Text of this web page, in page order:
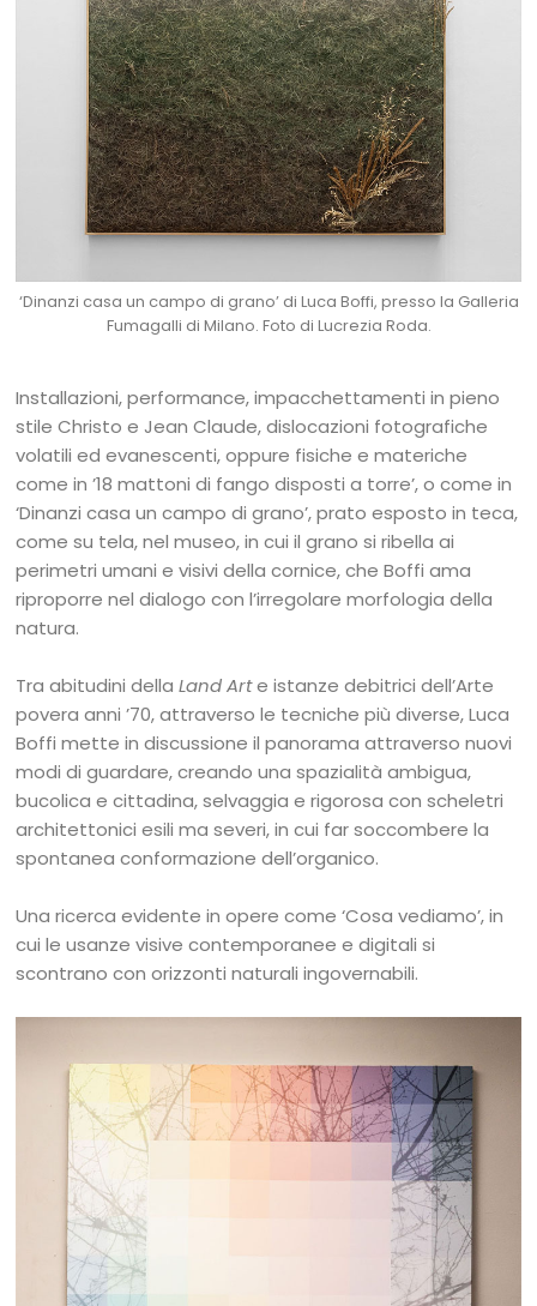
‘Dinanzi casa un campo di grano’ di Luca Boffi, presso la Galleria
Fumagalli di Milano. Foto di Lucrezia Roda.
Installazioni, performance, impacchettamenti in pieno
stile Christo e Jean Claude, dislocazioni fotografiche
volatili ed evanescenti, oppure fisiche e materiche
come in ’18 mattoni di fango disposti a torre’, o come in
‘Dinanzi casa un campo di grano’, prato esposto in teca,
come su tela, nel museo, in cui il grano si ribella ai
perimetri umani e visivi della cornice, che Boffi ama
riproporre nel dialogo con l’irregolare morfologia della
natura.
Tra abitudini dellaLand Arte istanze debitrici dell’Arte
povera anni ’70, attraverso le tecniche più diverse, Luca
Boffi mette in discussione il panorama attraverso nuovi
modi di guardare, creando una spazialità ambigua,
bucolica e cittadina, selvaggia e rigorosa con scheletri
architettonici esili ma severi, in cui far soccombere la
spontanea conformazione dell’organico.
Una ricerca evidente in opere come ‘Cosa vediamo’, in
cui le usanze visive contemporanee e digitali si
scontrano con orizzonti naturali ingovernabili.